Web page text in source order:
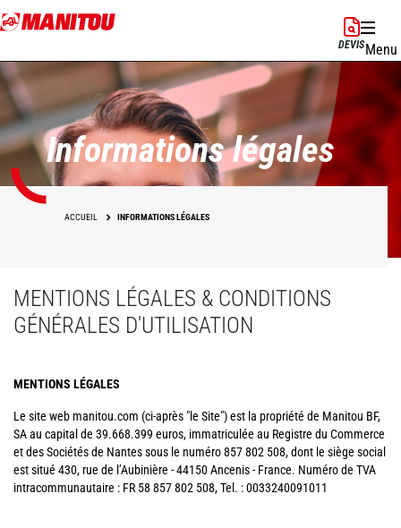
Aller
au
principal
DEVISMenu
Informations légales
ACCUEIL INFORMATIONS LÉGALES
MENTIONS LÉGALES & CONDITIONS
GÉNÉRALES D'UTILISATION
MENTIONS LÉGALES
Le site web manitou.com (ci-après "le Site") est la propriété de Manitou BF,
SA au capital de 39.668.399 euros, immatriculée au Registre du Commerce
et des Sociétés de Nantes sous le numéro 857 802 508, dont le siège social
est situé 430, rue de l’Aubinière - 44150 Ancenis - France. Numéro de TVA
intracommunautaire : FR 58 857 802 508, Tel. : 0033240091011